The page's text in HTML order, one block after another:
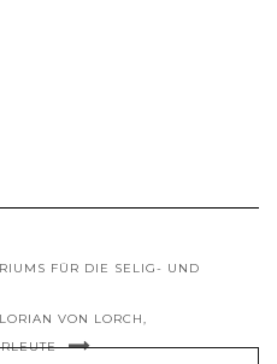
FÜR DIE SELIG- UND
VON LORCH,